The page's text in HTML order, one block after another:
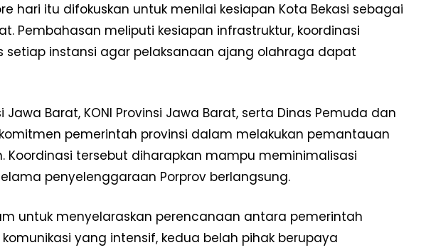
hari itu difokuskan untuk menilai kesiapan Kota Bekasi sebagai
Pembahasan meliputi kesiapan infrastruktur, koordinasi
instansi agar pelaksanaan ajang olahraga dapat
Jawa Barat, KONI Provinsi Jawa Barat, serta Dinas Pemuda dan
pemerintah provinsi dalam melakukan pemantauan
Koordinasi tersebut diharapkan mampu meminimalisasi
penyelenggaraan Porprov berlangsung.
untuk menyelaraskan perencanaan antara pemerintah
yang intensif, kedua belah pihak berupaya